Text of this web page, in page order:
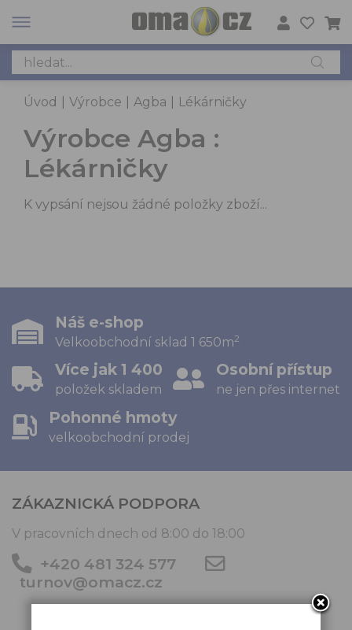
Úvod Výrobce Agba Lékárničky
Výrobce Agba :
Lékárničky
K vypsání nejsou žádné položky zboží...
Náš e-shop
Velkoobchodní sklad 1 650m2
Více jak 1 400
položek skladem
Osobní přístup
ne jen přes internet
Pohonné hmoty
velkoobchodní prodej
ZÁKAZNICKÁ PODPORA
V pracovních dnech od 8:00 do 18:00
+420 481 324 577
turnov@omacz.cz